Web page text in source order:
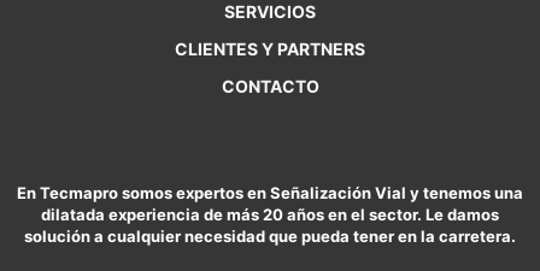
SERVICIOS
CLIENTES Y PARTNERS
CONTACTO
En Tecmapro somos expertos en Señalización Vial y tenemos una
dilatada experiencia de más 20 años en el sector. Le damos
solución a cualquier necesidad que pueda tener en la carretera.